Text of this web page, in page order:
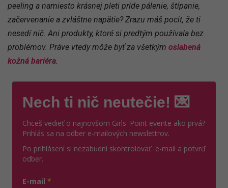
peeling a namiesto krásnej pleti príde pálenie, štípanie,
začervenanie a zvláštne napätie? Zrazu máš pocit, že ti
nesedí nič. Ani produkty, ktoré si predtým používala bez
problémov. Práve vtedy môže byť za všetkým oslabená
kožná bariéra
Nech ti nič neutečie! 💌
Chceš vedieť o najnovšom Girls' Point evente ako prvá?
Prihlás sa na odber e-mailových newslettrov.
Po prihlásení si nezabudni skontrolovať e-mail a potvrď
odber.
E-mail *